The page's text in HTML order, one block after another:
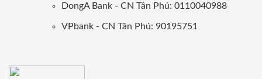
DongA Bank - CN Tân Phú: 0110040988
VPbank - CN Tân Phú: 90195751